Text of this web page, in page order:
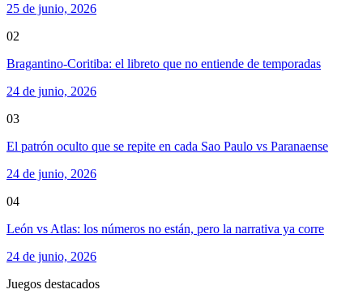
25 de junio, 2026
02
Bragantino-Coritiba: el libreto que no entiende de temporadas
24 de junio, 2026
03
El patrón oculto que se repite en cada Sao Paulo vs Paranaense
24 de junio, 2026
04
León vs Atlas: los números no están, pero la narrativa ya corre
24 de junio, 2026
Juegos destacados